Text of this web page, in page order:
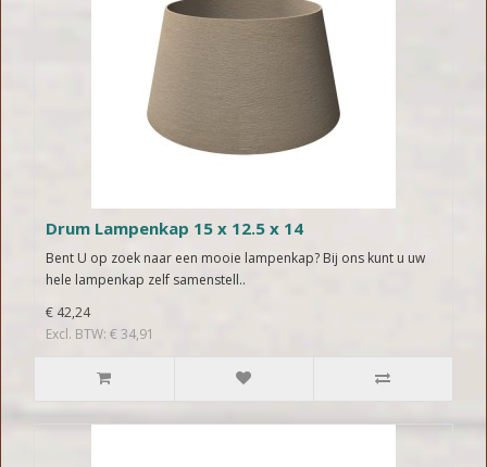
Drum Lampenkap 15 x 12.5 x 14
Bent U op zoek naar een mooie lampenkap? Bij ons kunt u uw
hele lampenkap zelf samenstell..
€ 42,24
Excl. BTW: € 34,91